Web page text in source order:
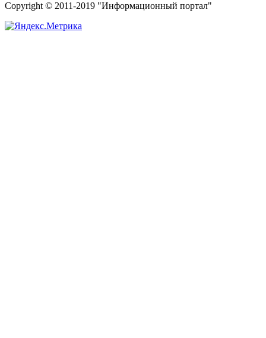
Copyright © 2011-2019 "Информационный портал"